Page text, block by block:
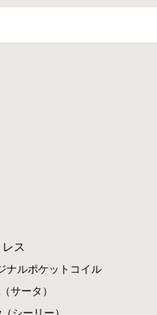
ス
ナルポケットコイル
サータ）